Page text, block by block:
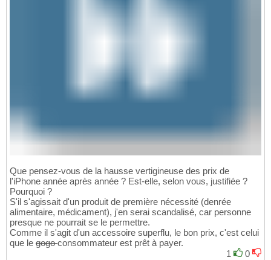
Que pensez-vous de la hausse vertigineuse des prix de
l'iPhone année après année ? Est-elle, selon vous, justifiée ?
Pourquoi ?
S'il s'agissait d'un produit de première nécessité (denrée
alimentaire, médicament), j'en serai scandalisé, car personne
presque ne pourrait se le permettre.
Comme il s'agit d'un accessoire superflu, le bon prix, c'est celui
que le gogoconsommateur est prêt à payer.
1
0